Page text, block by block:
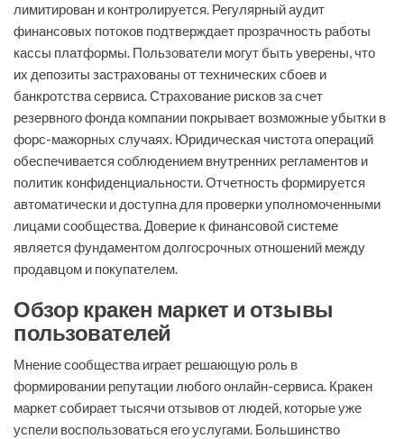
лимитирован и контролируется. Регулярный аудит
финансовых потоков подтверждает прозрачность работы
кассы платформы. Пользователи могут быть уверены, что
их депозиты застрахованы от технических сбоев и
банкротства сервиса. Страхование рисков за счет
резервного фонда компании покрывает возможные убытки в
форс-мажорных случаях. Юридическая чистота операций
обеспечивается соблюдением внутренних регламентов и
политик конфиденциальности. Отчетность формируется
автоматически и доступна для проверки уполномоченными
лицами сообщества. Доверие к финансовой системе
является фундаментом долгосрочных отношений между
продавцом и покупателем.
Обзор кракен маркет и отзывы
пользователей
Мнение сообщества играет решающую роль в
формировании репутации любого онлайн-сервиса. Кракен
маркет собирает тысячи отзывов от людей, которые уже
успели воспользоваться его услугами. Большинство